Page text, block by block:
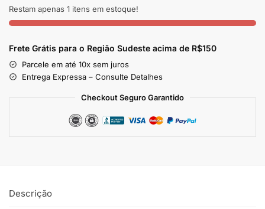
Restam apenas 1 itens em estoque!
Frete Grátis para o Região Sudeste acima de R$150
Parcele em até 10x sem juros
Entrega Expressa – Consulte Detalhes
Checkout Seguro Garantido
Descrição